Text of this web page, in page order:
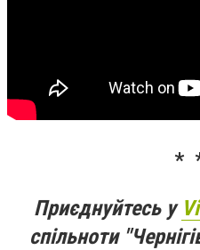
*
Приєднуйтесь у
спільноти